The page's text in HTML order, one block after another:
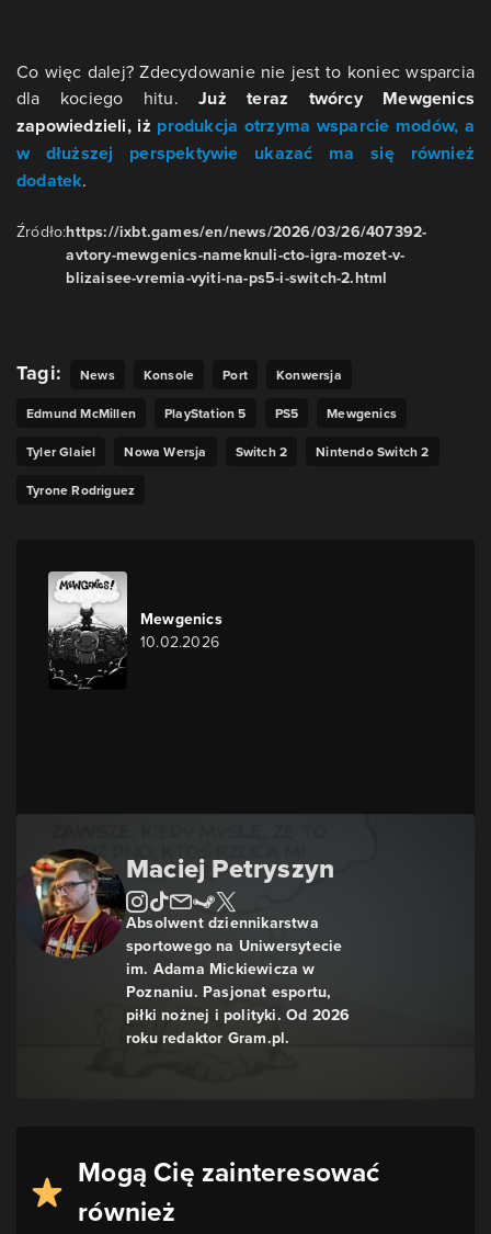
Co więc dalej? Zdecydowanie nie jest to koniec wsparcia
dla kociego hitu.Już teraz twórcy Mewgenics
zapowiedzieli, iż produkcja otrzyma wsparcie modów, a
w dłuższej perspektywie ukazać ma się również
dodatek.
Źródło:https://ixbt.games/en/news/2026/03/26/407392-
avtory-mewgenics-nameknuli-cto-igra-mozet-v-
blizaisee-vremia-vyiti-na-ps5-i-switch-2.html
Tagi: News Konsole Port
Konwersja
Edmund McMillen
PlayStation 5 PS5
Mewgenics
Tyler Glaiel
Nowa Wersja Switch 2
Nintendo Switch 2
Tyrone Rodriguez
Maciej Petryszyn
Absolwent dziennikarstwa
sportowego na Uniwersytecie
im. Adama Mickiewicza w
Poznaniu. Pasjonat esportu,
piłki nożnej i polityki. Od 2026
roku redaktor Gram.pl.
Mewgenics
10.02.2026
Mogą Cię zainteresować
również